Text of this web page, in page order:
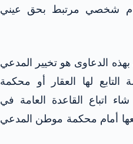
شخصي مرتبط بحق عيني
الدعاوى هو تخيير المدعي
لها العقار أو محكمة
اتباع القاعدة العامة في
أمام محكمة موطن المدعي